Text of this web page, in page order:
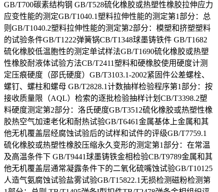
GB/T700碳素结构钢 GB/T528硫化橡胶或热塑性橡胶拉伸应力
应变性能的测定GB/T1040.1塑料拉伸性能的测定第1部分：总
则GB/T1040.2塑料拉伸性能的测定第2部分：模塑和挤塑塑料
的试验条件GB/T1222弹簧锅CB/T1348球墨铸铁件 GB/T1682
硫化橡胶低温胞性的测定单试样法GB/T1690硫化橡胶或热塑
性橡胶耐液体试验方法CB/T2411塑料和硬橡胶使用硬度计测
定压痕硬度（邵氏硬度）GB/T3103.1-2002紧固件公差螺栓、
螺钉、螺柱和螺母 GB/T2828.1计数抽样检验程序第1部分：按
接收质量限（AQL）检索的逐批检验抽样计划CB/T3398.2塑
料硬度测定第2部分：洛氏硬度GB/T3512硫化橡胶或热塑性橡
胶热空气加速老化和耐热试验GB/T6461金属基体上金属和其
他无机覆盖层经腐蚀试验后的试样和试件的评级GB/T7759.1
硫化橡胶或热塑性橡胶压缩永久变形的测定第1部分：在常温
及高温条件下 GB/T9441球墨铸铁金相检验CB/T9789金属和其
他无机覆盖层通常凝露条件下的二氧化硫嘴蚀试验GB/T10125
人造气氨腐蚀试验盐雾试验GB/T15822.1无损检测磁粉检测第